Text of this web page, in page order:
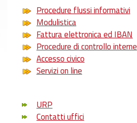
Procedure flussi informativi
Modulistica
Fattura elettronica ed IBAN
Procedure di controllo interne
Accesso civico
Servizi on line
URP
Contatti uffici